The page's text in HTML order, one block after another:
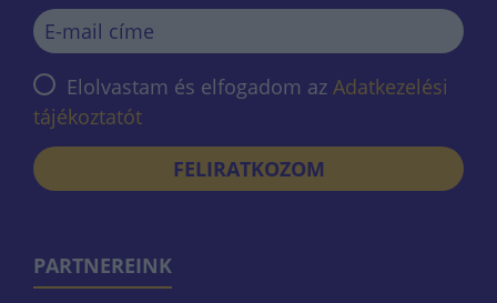
Elolvastam és elfogadom az Adatkezelési
tájékoztatót
FELIRATKOZOM
PARTNEREINK